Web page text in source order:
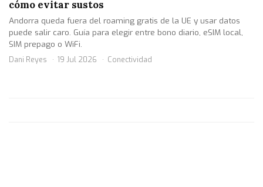
cómo evitar sustos
Andorra queda fuera del roaming gratis de la UE y usar datos
puede salir caro. Guía para elegir entre bono diario, eSIM local,
SIM prepago o WiFi.
Dani Reyes 19 Jul 2026 Conectividad